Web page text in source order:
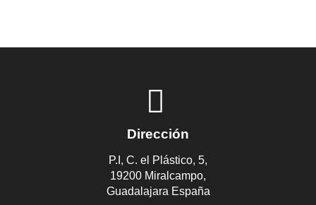
Dirección
P.I, C. el Plástico, 5,
19200 Miralcampo,
Guadalajara España